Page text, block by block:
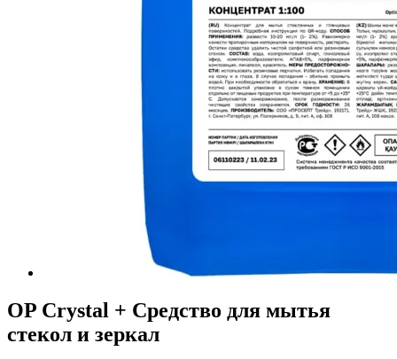
OP Crystal + Средство для мытья
стекол и зеркал